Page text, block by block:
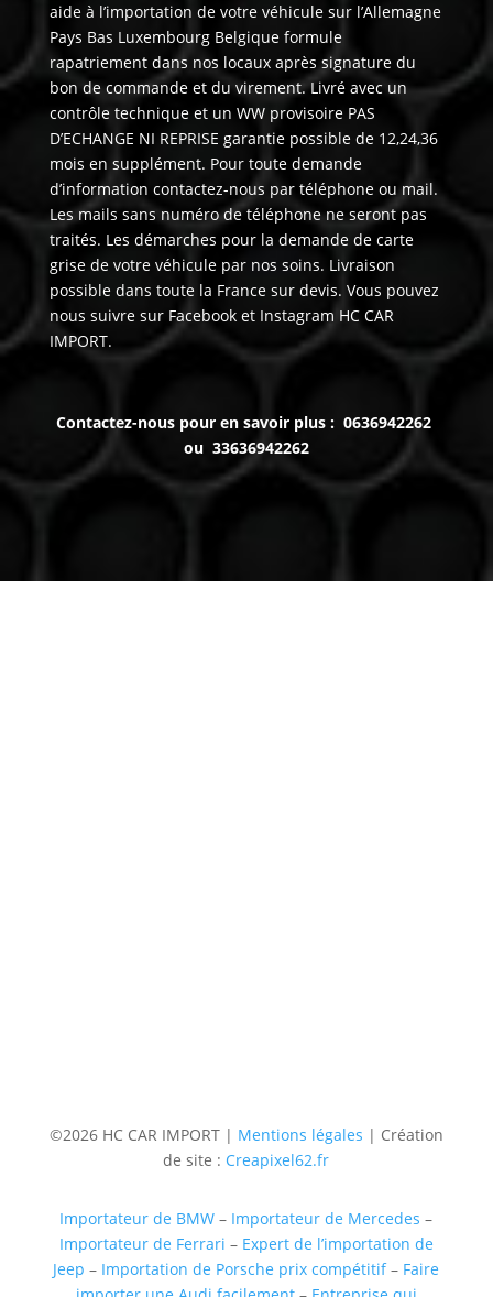
aide à l’importation de votre véhicule sur l’Allemagne
Pays Bas Luxembourg Belgique formule
rapatriement dans nos locaux après signature du
bon de commande et du virement. Livré avec un
contrôle technique et un WW provisoire PAS
D’ECHANGE NI REPRISE garantie possible de 12,24,36
mois en supplément. Pour toute demande
d’information contactez-nous par téléphone ou mail.
Les mails sans numéro de téléphone ne seront pas
traités. Les démarches pour la demande de carte
grise de votre véhicule par nos soins. Livraison
possible dans toute la France sur devis. Vous pouvez
nous suivre sur Facebook et Instagram HC CAR
IMPORT.
Contactez-nous pour en savoir plus : 0636942262
ou 33636942262
©2026 HC CAR IMPORT | Mentions légales | Création
de site : Creapixel62.fr
Importateur de BMW – Importateur de Mercedes –
Importateur de Ferrari – Expert de l’importation de
Jeep – Importation de Porsche prix compétitif– Faire